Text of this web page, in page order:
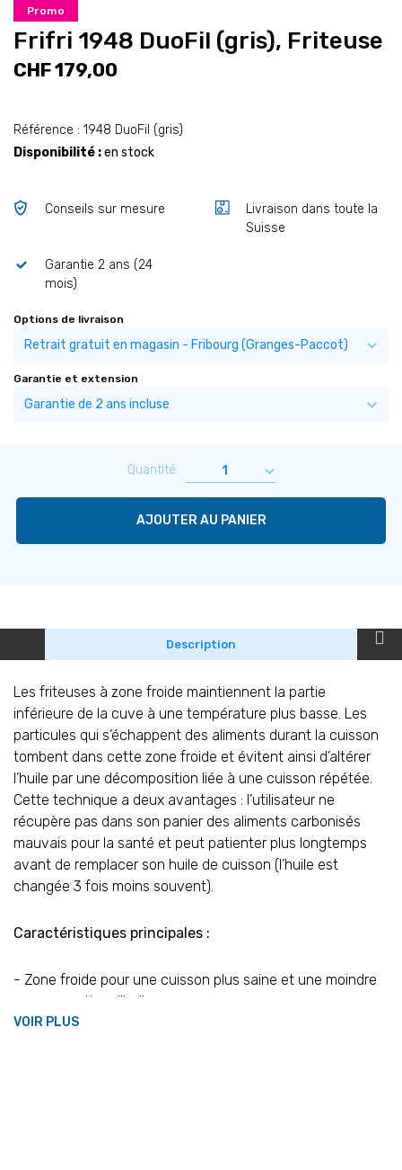
Promo
Frifri 1948 DuoFil (gris), Friteuse
CHF 179,00
Référence : 1948 DuoFil (gris)
Disponibilité :en stock
Conseils sur mesure
Livraison dans toute la
Suisse
Garantie 2 ans (24
mois)
Options de livraison
Garantie et extension
Quantité:
AJOUTER AU PANIER
Description
Les friteuses à zone froide maintiennent la partie
inférieure de la cuve à une température plus basse. Les
particules qui s’échappent des aliments durant la cuisson
tombent dans cette zone froide et évitent ainsi d’altérer
l’huile par une décomposition liée à une cuisson répétée.
Cette technique a deux avantages : l’utilisateur ne
récupère pas dans son panier des aliments carbonisés
mauvais pour la santé et peut patienter plus longtemps
avant de remplacer son huile de cuisson (l’huile est
changée 3 fois moins souvent).
Caractéristiques principales :
- Zone froide pour une cuisson plus saine et une moindre
consommation d'huile
VOIR PLUS